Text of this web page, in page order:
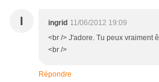
I ingrid 11/06/2012 19:09
<br /> J'adore. Tu peux vraiment
<br />
Répondre